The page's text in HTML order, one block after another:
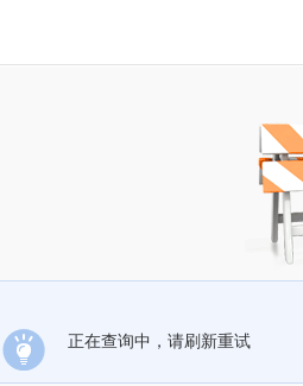
正在查询中，请刷新重试